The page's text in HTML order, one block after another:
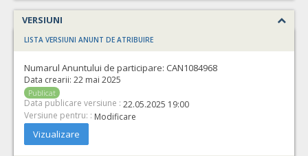
VERSIUNI
LISTA VERSIUNI ANUNT DE ATRIBUIRE
Numarul Anuntului de participare: CAN1084968
Data crearii: 22 mai 2025
Publicat
Data publicare versiune : 22.05.2025 19:00
Versiune pentru: : Modificare
Vizualizare